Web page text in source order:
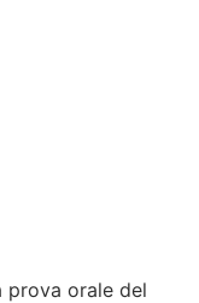
prova orale del